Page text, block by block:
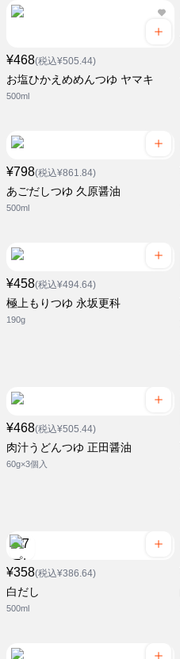
¥468(税込¥505.44)
お塩ひかえめめんつゆ ヤマキ
500ml
¥798(税込¥861.84)
あごだしつゆ 久原醤油
500ml
¥458(税込¥494.64)
極上もりつゆ 永坂更科
190g
¥468(税込¥505.44)
肉汁うどんつゆ 正田醤油
60g×3個入
¥358(税込¥386.64)
白だし
500ml